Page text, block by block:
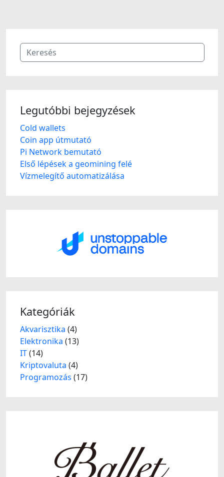
Legutóbbi bejegyzések
Cold wallets
Coin app útmutató
Pi Network bemutató
Első lépések a geomining felé
Vízmelegítő automatizálása
Kategóriák
Akvarisztika (4)
Elektronika (13)
IT(14)
Kriptovaluta (4)
Programozás (17)